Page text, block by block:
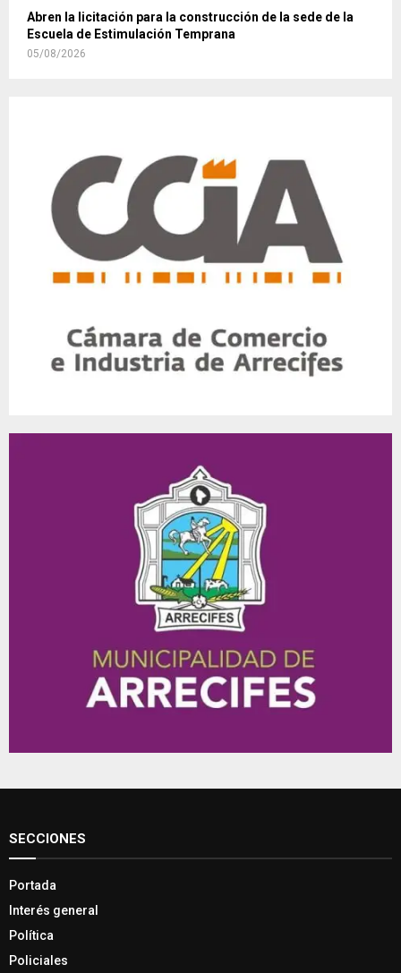
Abren la licitación para la construcción de la sede de la
Escuela de Estimulación Temprana
05/08/2026
SECCIONES
Portada
Interés general
Política
Policiales